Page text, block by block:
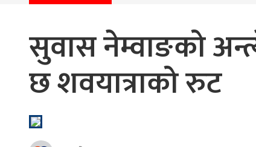
सुवास नेम्वाङको
छ शवयात्राको रुट